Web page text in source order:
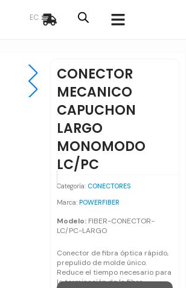
EC
CONECTOR
MECANICO
CAPUCHON
LARGO
MONOMODO
LC/PC
Categoría: CONECTORES
Marca: POWERFIBER
Modelo: FIBER-CONECTOR-
LC/PC-LARGO
Conector de fibra óptica rápido,
prepulido de molde único.
Reduce el tiempo necesario para
la terminación de la fibra.